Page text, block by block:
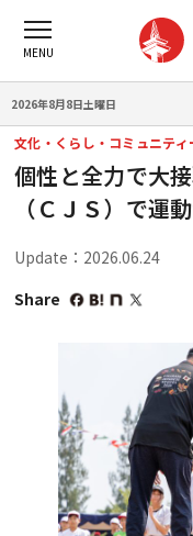
2026年8月8日土曜日
文化・くらし・コミュニティ
個性と全力で大
（ＣＪＳ）で運
Update：2026.06.24
Share